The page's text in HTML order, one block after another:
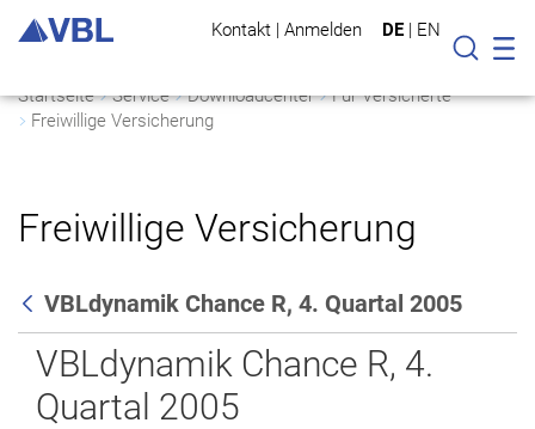
Kontakt | Anmelden DE | EN
Suche
Startseite Service Downloadcenter
Für Versicherte
Freiwillige Versicherung
Freiwillige Versicherung
Zurück
VBLdynamik Chance R, 4. Quartal 2005
VBLdynamik Chance R, 4.
Quartal 2005